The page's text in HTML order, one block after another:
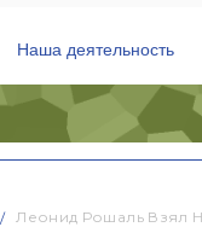
Наша деятельность
Леонид Рошаль Взял